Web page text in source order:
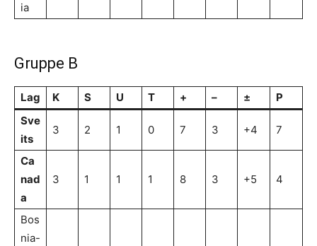
ia
Gruppe B
Lag K S U T + – ±
P
Sve
its
3 2 1 0 7 3 +4 7
Ca
nad
a
3 1 1 1 8 3 +5 4
Bos
nia-